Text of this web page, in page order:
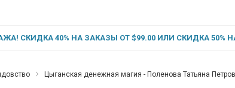
СКИДКА 40% НА ЗАКАЗЫ ОТ $99.00 ИЛИ СКИДКА 50%
Цыганская денежная магия - Поленова Татьяна